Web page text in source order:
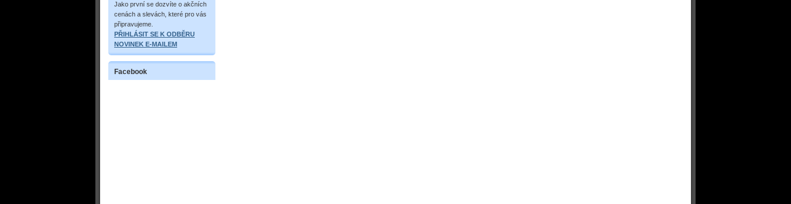
Jako první se dozvíte o akčních
cenách a slevách, které pro vás
připravujeme.
PŘIHLÁSIT SE K ODBĚRU
NOVINEK E-MAILEM
Facebook